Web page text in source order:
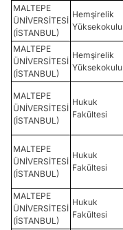
MALTEPE
ÜNİVERSİTESİ
(İSTANBUL)
Hemşirelik
Yüksekokulu
MALTEPE
ÜNİVERSİTESİ
(İSTANBUL)
Hemşirelik
Yüksekokulu
MALTEPE
ÜNİVERSİTESİ
(İSTANBUL)
Hukuk
Fakültesi
MALTEPE
ÜNİVERSİTESİ
(İSTANBUL)
Hukuk
Fakültesi
MALTEPE
ÜNİVERSİTESİ
(İSTANBUL)
Hukuk
Fakültesi